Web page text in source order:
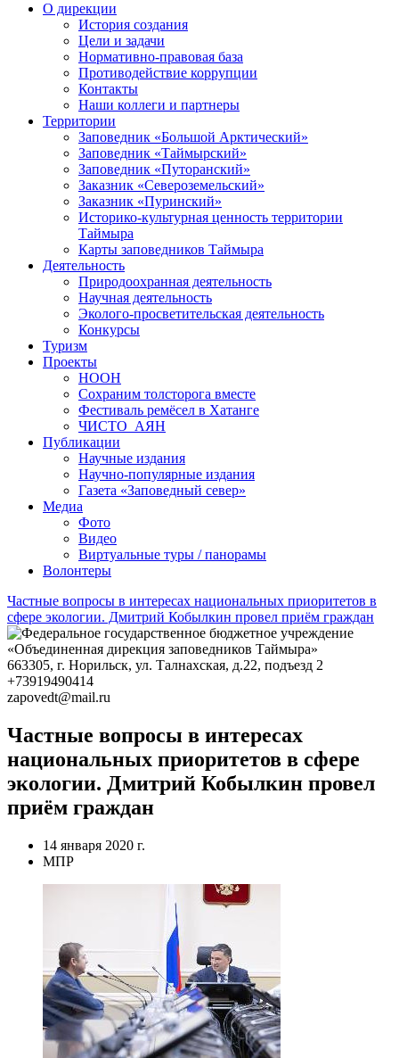
О дирекции
История создания
Цели и задачи
Нормативно-правовая база
Противодействие коррупции
Контакты
Наши коллеги и партнеры
Территории
Заповедник «Большой Арктический»
Заповедник «Таймырский»
Заповедник «Путоранский»
Заказник «Североземельский»
Заказник «Пуринский»
Историко-культурная ценность территории
Таймыра
Карты заповедников Таймыра
Деятельность
Природоохранная деятельность
Научная деятельность
Эколого-просветительская деятельность
Конкурсы
Туризм
Проекты
НООН
Сохраним толсторога вместе
Фестиваль ремёсел в Хатанге
ЧИСТО_АЯН
Публикации
Научные издания
Научно-популярные издания
Газета «Заповедный север»
Медиа
Фото
Видео
Виртуальные туры / панорамы
Волонтеры
Частные вопросы в интересах национальных приоритетов в
сфере экологии. Дмитрий Кобылкин провел приём граждан
663305, г. Норильск, ул. Талнахская, д.22, подъезд 2
+73919490414
zapovedt@mail.ru
Частные вопросы в интересах
национальных приоритетов в сфере
экологии. Дмитрий Кобылкин провел
приём граждан
14 января 2020 г.
МПР